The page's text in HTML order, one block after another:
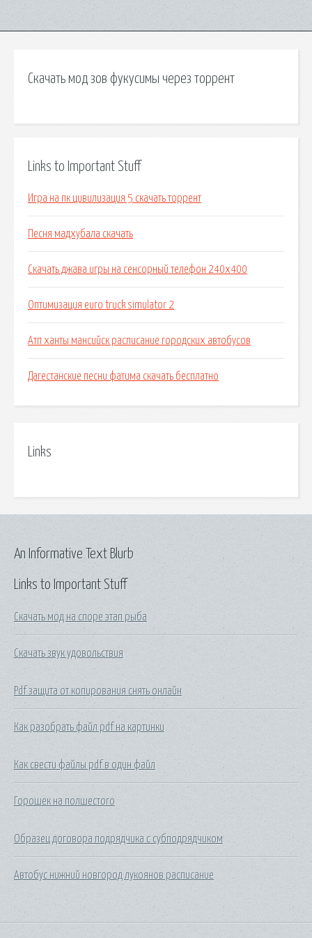
Скачать мод зов фукусимы через торрент
Links to Important Stuff
Игра на пк цивилизация 5 скачать торрент
Песня мадхубала скачать
Скачать джава игры на сенсорный телефон 240х400
Оптимизация euro truck simulator 2
Атп ханты мансийск расписание городских автобусов
Дагестанские песни фатима скачать бесплатно
Links
Links to Important Stuff
Скачать мод на споре этап рыба
Скачать звук удовольствия
Pdf защита от копирования снять онлайн
Как разобрать файл pdf на картинки
Как свести файлы pdf в один файл
Горошек на полшестого
Образец договора подрядчика с субподрядчиком
Автобус нижний новгород лукоянов расписание
An Informative Text Blurb